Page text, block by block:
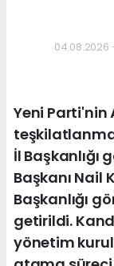
04.08.2026
Yeni
İl Başkanlığı
Başkanı Nail
Başkanlığı
getirildi.
yönetim